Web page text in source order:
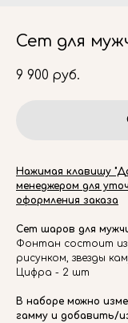
Сет для
9 900 руб.
Нажимая клавишу
менеджером для
оформления заказа
Сет шаров для
Фонтан состоит из
рисунком, звезды
Цифра - 2 шт
В наборе можно
гамму и добавить/